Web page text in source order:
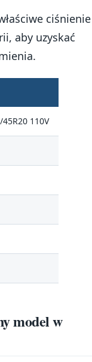
ciśnienie
aby uzyskać
110V
model w